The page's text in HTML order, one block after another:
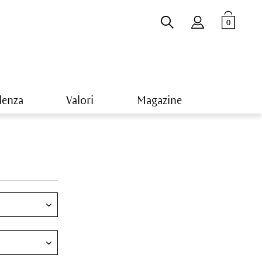
0
Valori Magazine